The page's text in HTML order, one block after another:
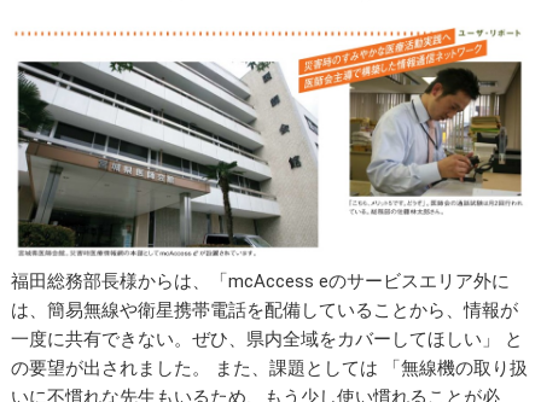
福田総務部長様からは、「mcAccess eのサービスエリア外に
は、簡易無線や衛星携帯電話を配備していることから、情報が
一度に共有できない。ぜひ、県内全域をカバーしてほしい」 と
の要望が出されました。 また、課題としては 「無線機の取り扱
いに不慣れな先生もいるため、もう少し使い慣れることが必